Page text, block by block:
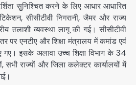
सुनिश्चित करने के लिए आधार आधारित
सीसीटीवी निगरानी, जैमर और राज्य
तलाशी व्यवस्था लागू की गई। सीसीटीवी
पर एनटीए और शिक्षा मंत्रालय में कमांड एवं
इसके अलावा उच्च शिक्षा विभाग के 34
सभी राज्यों और जिला कलेक्टर कार्यालयों में